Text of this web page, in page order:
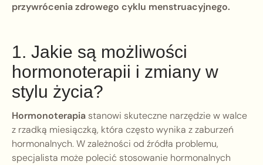
przywrócenia zdrowego cyklu menstruacyjnego.
1. Jakie są możliwości
hormonoterapii i zmiany w
stylu życia?
Hormonoterapia stanowi skuteczne narzędzie w walce
z rzadką miesiączką, która często wynika z zaburzeń
hormonalnych. W zależności od źródła problemu,
specjalista może polecić stosowanie hormonalnych